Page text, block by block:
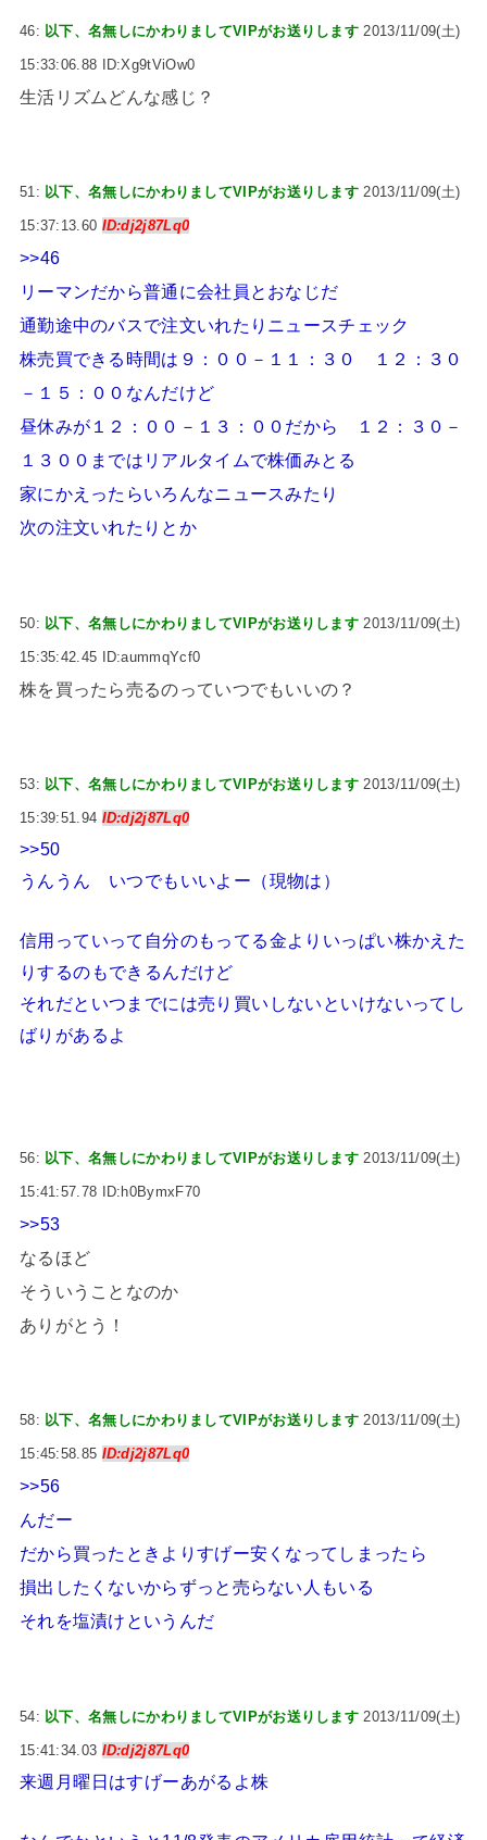
46: 以下、名無しにかわりましてVIPがお送りします 2013/11/09(土)
15:33:06.88 ID:Xg9tViOw0
生活リズムどんな感じ？
51: 以下、名無しにかわりましてVIPがお送りします 2013/11/09(土)
15:37:13.60 ID:dj2j87Lq0
>>46
リーマンだから普通に会社員とおなじだ
通勤途中のバスで注文いれたりニュースチェック
株売買できる時間は９：００－１１：３０ １２：３０
－１５：００なんだけど
昼休みが１２：００－１３：００だから １２：３０－
１３００まではリアルタイムで株価みとる
家にかえったらいろんなニュースみたり
次の注文いれたりとか
50: 以下、名無しにかわりましてVIPがお送りします 2013/11/09(土)
15:35:42.45 ID:aummqYcf0
株を買ったら売るのっていつでもいいの？
53: 以下、名無しにかわりましてVIPがお送りします 2013/11/09(土)
15:39:51.94 ID:dj2j87Lq0
>>50
うんうん いつでもいいよー（現物は）
信用っていって自分のもってる金よりいっぱい株かえた
りするのもできるんだけど
それだといつまでには売り買いしないといけないってし
ばりがあるよ
56: 以下、名無しにかわりましてVIPがお送りします 2013/11/09(土)
15:41:57.78 ID:h0BymxF70
>>53
なるほど
そういうことなのか
ありがとう！
58: 以下、名無しにかわりましてVIPがお送りします 2013/11/09(土)
15:45:58.85 ID:dj2j87Lq0
>>56
んだー
だから買ったときよりすげー安くなってしまったら
損出したくないからずっと売らない人もいる
それを塩漬けというんだ
54: 以下、名無しにかわりましてVIPがお送りします 2013/11/09(土)
15:41:34.03 ID:dj2j87Lq0
来週月曜日はすげーあがるよ株